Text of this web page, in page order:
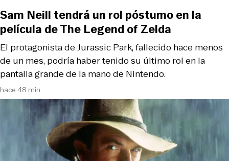
hace 48 min
El protagonista de Jurassic Park, fallecido hace menos
de un mes, podría haber tenido su último rol en la
pantalla grande de la mano de Nintendo.
Sam Neill tendrá un rol póstumo en la
película de The Legend of Zelda